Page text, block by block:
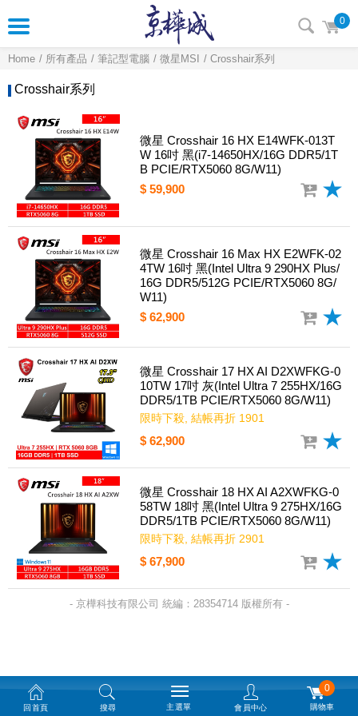
0
Home 所有產品 筆記型電腦 微星MSI Crosshair系列
Crosshair系列
微星 Crosshair 16 HX E14WFK-013T
W 16吋 黑(i7-14650HX/16G DDR5/1T
B PCIE/RTX5060 8G/W11)
$ 59,900
微星 Crosshair 16 Max HX E2WFK-02
4TW 16吋 黑(Intel Ultra 9 290HX Plus/
16G DDR5/512G PCIE/RTX5060 8G/
W11)
$ 62,900
微星 Crosshair 17 HX AI D2XWFKG-0
10TW 17吋 灰(Intel Ultra 7 255HX/16G
DDR5/1TB PCIE/RTX5060 8G/W11)
限時下殺, 結帳再折 1901
$ 62,900
微星 Crosshair 18 HX AI A2XWFKG-0
58TW 18吋 黑(Intel Ultra 9 275HX/16G
DDR5/1TB PCIE/RTX5060 8G/W11)
限時下殺, 結帳再折 2901
$ 67,900
- 京樺科技有限公司 統編：28354714 版權所有 -
回首頁 搜尋 主選單 會員中心
0
購物車